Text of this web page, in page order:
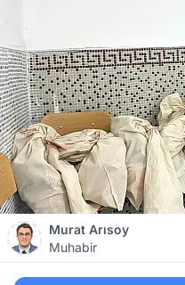
Murat Arısoy
Muhabir